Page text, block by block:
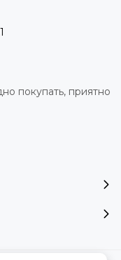
покупать, приятно